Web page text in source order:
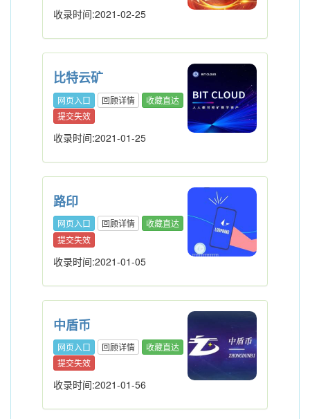
收录时间:2021-02-25
比特云矿
网页入口 回顾详情
收藏直达
提交失效
收录时间:2021-01-25
路印
网页入口 回顾详情
收藏直达
提交失效
收录时间:2021-01-05
中盾币
网页入口 回顾详情
收藏直达
提交失效
收录时间:2021-01-56